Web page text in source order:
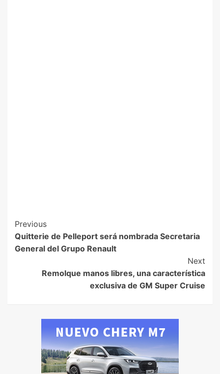
Previous
Quitterie de Pelleport será nombrada Secretaria
General del Grupo Renault
Next
Remolque manos libres, una característica
exclusiva de GM Super Cruise